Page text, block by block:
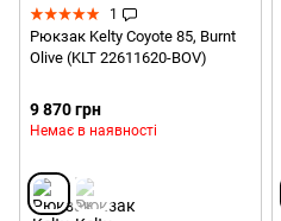
1
Рюкзак Kelty Coyote 85, Burnt
Olive (KLT 22611620-BOV)
9 870 грн
Немає в наявності